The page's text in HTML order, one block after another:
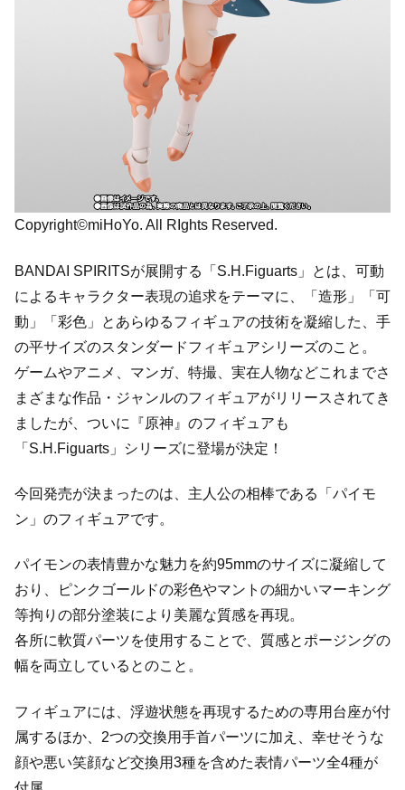
Copyright©miHoYo. All RIghts Reserved.
BANDAI SPIRITSが展開する「S.H.Figuarts」とは、可動
によるキャラクター表現の追求をテーマに、「造形」「可
動」「彩色」とあらゆるフィギュアの技術を凝縮した、手
の平サイズのスタンダードフィギュアシリーズのこと。
ゲームやアニメ、マンガ、特撮、実在人物などこれまでさ
まざまな作品・ジャンルのフィギュアがリリースされてき
ましたが、ついに『原神』のフィギュアも
「S.H.Figuarts」シリーズに登場が決定！
今回発売が決まったのは、主人公の相棒である「パイモ
ン」のフィギュアです。
パイモンの表情豊かな魅力を約95mmのサイズに凝縮して
おり、ピンクゴールドの彩色やマントの細かいマーキング
等拘りの部分塗装により美麗な質感を再現。
各所に軟質パーツを使用することで、質感とポージングの
幅を両立しているとのこと。
フィギュアには、浮遊状態を再現するための専用台座が付
属するほか、2つの交換用手首パーツに加え、幸せそうな
顔や悪い笑顔など交換用3種を含めた表情パーツ全4種が